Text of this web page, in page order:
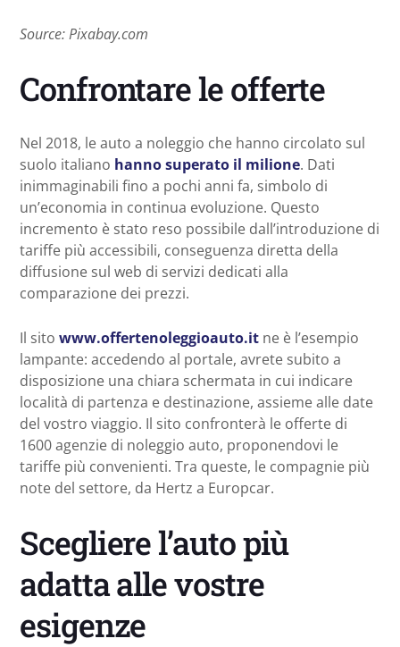
Source: Pixabay.com
Confrontare le offerte
Nel 2018, le auto a noleggio che hanno circolato sul
suolo italiano hanno superato il milione. Dati
inimmaginabili fino a pochi anni fa, simbolo di
un’economia in continua evoluzione. Questo
incremento è stato reso possibile dall’introduzione di
tariffe più accessibili, conseguenza diretta della
diffusione sul web di servizi dedicati alla
comparazione dei prezzi.
Il sito www.offertenoleggioauto.it ne è l’esempio
lampante: accedendo al portale, avrete subito a
disposizione una chiara schermata in cui indicare
località di partenza e destinazione, assieme alle date
del vostro viaggio. Il sito confronterà le offerte di
1600 agenzie di noleggio auto, proponendovi le
tariffe più convenienti. Tra queste, le compagnie più
note del settore, da Hertz a Europcar.
Scegliere l’auto più
adatta alle vostre
esigenze